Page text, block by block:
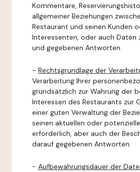
Kommentare,
allgemeiner Beziehungen
Restaurant und seinen Kunden
Interessenten, oder auch Daten
und gegebenen Antworten.
- Rechtsgrundlage der
Verarbeitung Ihrer
grundsätzlich zur Wahrung der
Interessen des Restaurants zur
einer guten Verwaltung der
seinen aktuellen oder
erforderlich, aber auch der
darauf gegebenen Antworten.
- Aufbewahrungsdauer der